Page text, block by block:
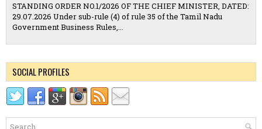
STANDING ORDER NO.1/2026 OF THE CHIEF MINISTER, DATED:
29.07.2026 Under sub-rule (4) of rule 35 of the Tamil Nadu
Government Business Rules,...
SOCIAL PROFILES